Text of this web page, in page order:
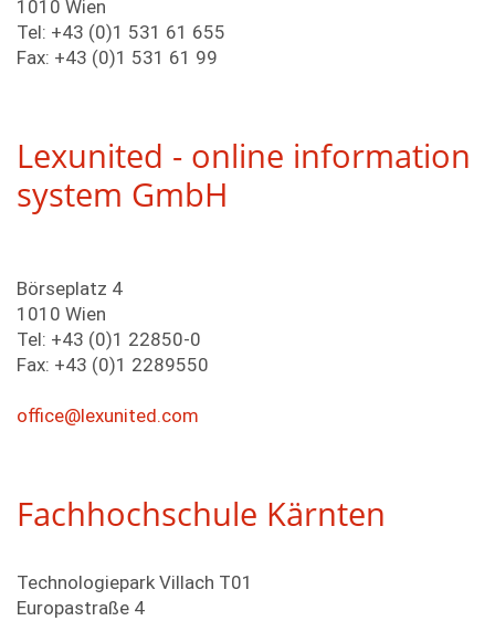
english
ελληνικά
slovenski
cesky
polski
Nutzungsbedingungen
LVA-Angebot
LVA-Angebot
Fachprüfungen - Verwaltungsrecht
LVA-Angebot
Fachprüfungen
Medienkoffer
Fachprüfungen
Steuerrecht
Medienkoffer
Legal Gender Studies und Antidiskriminierungsrecht
Lernunterlagen
LVA-Angebot
Freie Studienleistungen
Diplomarbeit
Zweite Diplomprüfung
Studienschwerpunkt Privatrecht
Studienschwerpunkt Kernkompetenzen Zivilrecht
Public International Law / Europarecht
Steuerrecht
Strafrecht II
1010 Wien
Tel: +43 (0)1 531 61 655
Fax: +43 (0)1 531 61 99
Lexunited - online information
system GmbH
Börseplatz 4
1010 Wien
Tel: +43 (0)1 22850-0
Fax: +43 (0)1 2289550
office@lexunited.com
Fachhochschule Kärnten
Technologiepark Villach T01
Europastraße 4